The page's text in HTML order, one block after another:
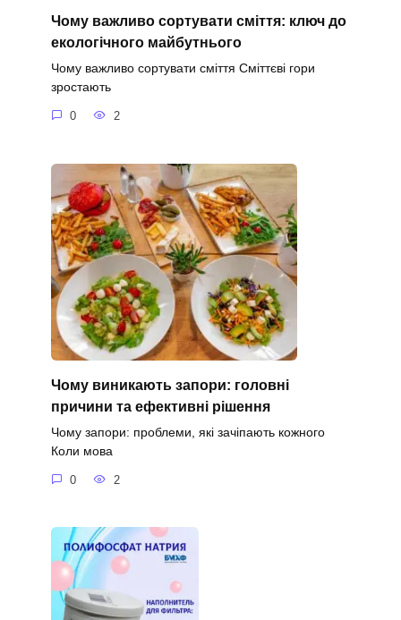
Чому важливо сортувати сміття: ключ до
екологічного майбутнього
Чому важливо сортувати сміття Сміттєві гори
зростають
0 2
Чому виникають запори: головні
причини та ефективні рішення
Чому запори: проблеми, які зачіпають кожного
Коли мова
0 2